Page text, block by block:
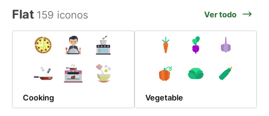
Flat 159 iconos Ver todo
Cooking Vegetable